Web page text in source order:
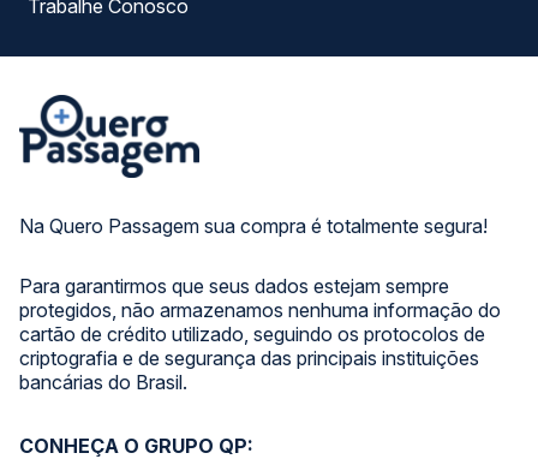
Na Quero Passagem sua compra é totalmente segura!
Para garantirmos que seus dados estejam sempre
protegidos, não armazenamos nenhuma informação do
cartão de crédito utilizado, seguindo os protocolos de
criptografia e de segurança das principais instituições
bancárias do Brasil.
Trabalhe Conosco
CONHEÇA O GRUPO QP: